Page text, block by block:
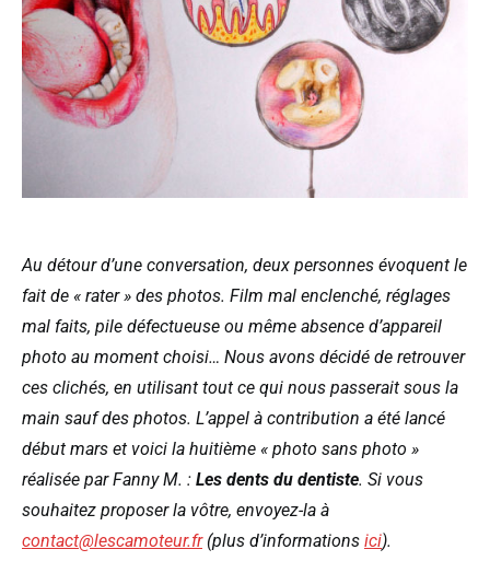
Au détour d’une conversation, deux personnes évoquent le
fait de « rater » des photos. Film mal enclenché, réglages
mal faits, pile défectueuse ou même absence d’appareil
photo au moment choisi… Nous avons décidé de retrouver
ces clichés, en utilisant tout ce qui nous passerait sous la
main sauf des photos. L’appel à contribution a été lancé
début mars et voici la huitième « photo sans photo »
réalisée par Fanny M. : Les dents du dentiste. Si vous
souhaitez proposer la vôtre, envoyez-la à
contact@lescamoteur.fr(plus d’informations ici).